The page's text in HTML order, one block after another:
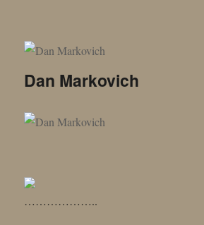
Dan Markovich
………………..